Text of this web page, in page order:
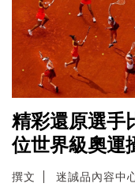
精彩還原選手
位世界級奧運
撰文 迷誠品內容中